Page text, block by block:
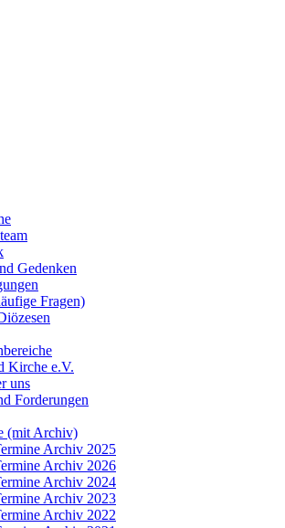
Gedenken
Fragen)
Kirche e.V.
uns
Forderungen
(mit Archiv)
Archiv 2025
Archiv 2026
Archiv 2024
Archiv 2023
Archiv 2022